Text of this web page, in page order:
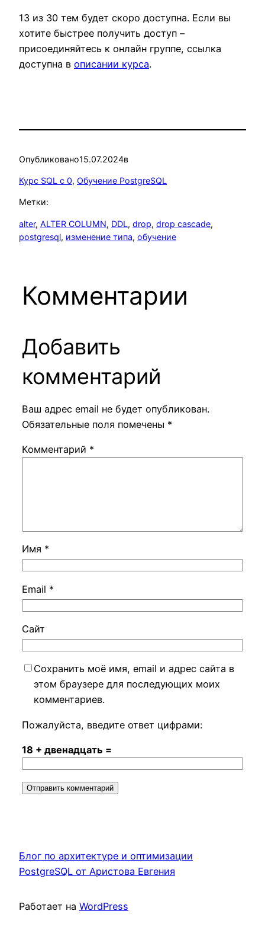
13 из 30 тем будет скоро доступна. Если вы
хотите быстрее получить доступ –
присоединяйтесь к онлайн группе, ссылка
доступна в описании курса.
Опубликовано15.07.2024в
Курс SQL с 0, Обучение PostgreSQL
Метки:
alter, ALTER COLUMN, DDL, drop, drop cascade
postgresql, изменение типа, обучение
Комментарии
Добавить
комментарий
Ваш адрес email не будет опубликован.
Обязательные поля помечены *
Комментарий *
Имя *
Email *
Сайт
Сохранить моё имя, email и адрес сайта в
этом браузере для последующих моих
комментариев.
Пожалуйста, введите ответ цифрами:
18 + двенадцать =
Блог по архитектуре и оптимизации
PostgreSQL от Аристова Евгения
Работает на WordPress